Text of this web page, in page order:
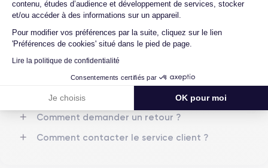
contenu, études d’audience et développement de services, stocker
et/ou accéder à des informations sur un appareil.
Pour modifier vos préférences par la suite, cliquez sur le lien
'Préférences de cookies' situé dans le pied de page.
Lire la politique de confidentialité
Consentements certifiés par
Je choisis OK pour moi
Résolution vidéo
4K - 3840x2160px
Recharge rapide
Oui, minimum 18W
Batterie
Réseau mobile
Débloqué
smartphone, consulter lafiche technique de l'iPhone 11.
Que se passe-t-il après avoir passé la
commande ?
Quelle société utilisez-vous pour
l'expédition ?
Quels sont les délais de livraison ?
Que se passe-t-il si je change d'avis
après avoir acheté/reçu le produit ?
Comment demander un retour ?
Comment contacter le service client ?